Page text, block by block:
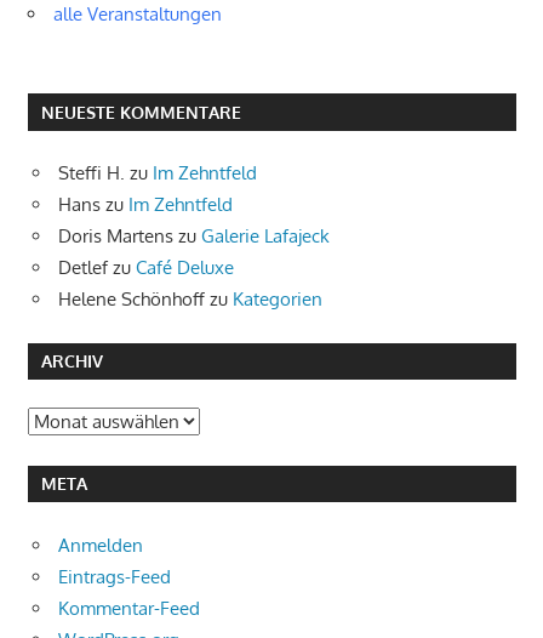
alle Veranstaltungen
NEUESTE KOMMENTARE
Steffi H. zu Im Zehntfeld
Hans zu Im Zehntfeld
Doris Martens zu Galerie Lafajeck
Detlefzu Café Deluxe
Helene Schönhoff zu Kategorien
ARCHIV
Archiv
META
Anmelden
Eintrags-Feed
Kommentar-Feed